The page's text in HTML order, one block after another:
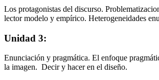
Los protagonistas del discurso.
lector modelo y empírico. Heterogeneidades
Unidad 3:
Enunciación y pragmática. El enfoque
la imagen. Decir y hacer en el diseño.